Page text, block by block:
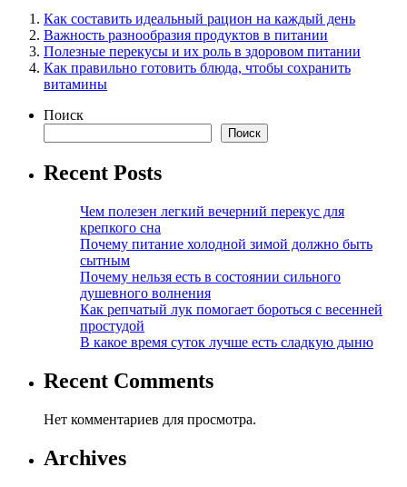
Как составить идеальный рацион на каждый день
Важность разнообразия продуктов в питании
Полезные перекусы и их роль в здоровом питании
Как правильно готовить блюда, чтобы сохранить
витамины
Поиск
Поиск
Recent Posts
Чем полезен легкий вечерний перекус для
крепкого сна
Почему питание холодной зимой должно быть
сытным
Почему нельзя есть в состоянии сильного
душевного волнения
Как репчатый лук помогает бороться с весенней
простудой
В какое время суток лучше есть сладкую дыню
Recent Comments
Нет комментариев для просмотра.
Archives